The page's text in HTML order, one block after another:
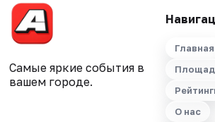
Самые яркие события в
вашем городе.
Главная
О нас